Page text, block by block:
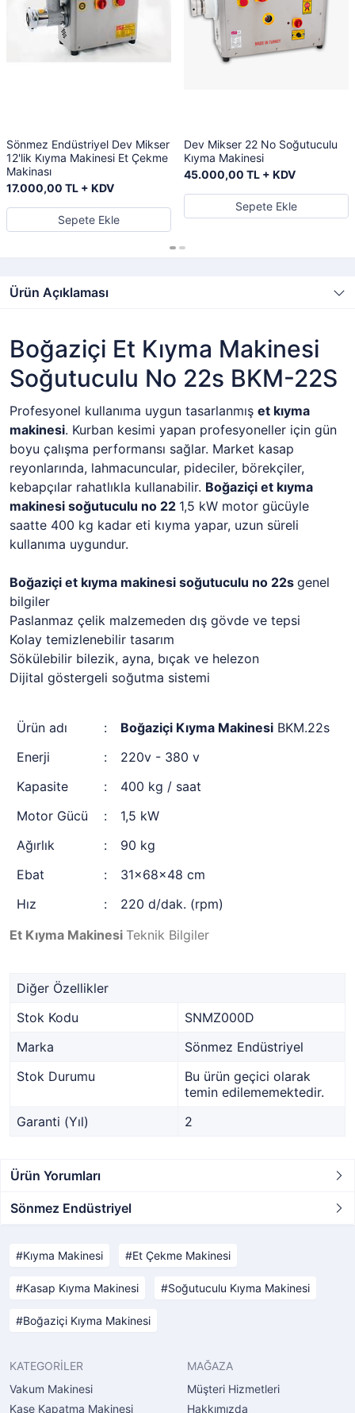
Sönmez Endüstriyel Dev Mikser
12'lik Kıyma Makinesi Et Çekme
Makinası
17.000,00 TL + KDV
Sepete Ekle
Dev Mikser 22 No Soğutuculu
Kıyma Makinesi
45.000,00 TL + KDV
Sepete Ekle
Ürün Açıklaması
Boğaziçi Et Kıyma Makinesi
Soğutuculu No 22s BKM-22S
Profesyonel kullanıma uygun tasarlanmış et kıyma
makinesi. Kurban kesimi yapan profesyoneller için gün
boyu çalışma performansı sağlar. Market kasap
reyonlarında, lahmacuncular, pideciler, börekçiler,
kebapçılar rahatlıkla kullanabilir. Boğaziçi et kıyma
makinesi soğutuculu no 22 1,5 kW motor gücüyle
saatte 400 kg kadar eti kıyma yapar, uzun süreli
kullanıma uygundur.
Boğaziçi et kıyma makinesi soğutuculu no 22s genel
bilgiler
Paslanmaz çelik malzemeden dış gövde ve tepsi
Kolay temizlenebilir tasarım
Sökülebilir bilezik, ayna, bıçak ve helezon
Dijital göstergeli soğutma sistemi
Et Kıyma Makinesi Teknik Bilgiler
Ürün adı : Boğaziçi Kıyma Makinesi BKM.22s
Enerji
:
220v - 380 v
Kapasite
:
400 kg / saat
Motor Gücü
:
1,5 kW
Ağırlık
:
90 kg
Ebat
:
31x68x48 cm
Hız
: 220 d/dak. (rpm)
Diğer Özellikler
Stok Kodu
SNMZ000D
Marka
Sönmez Endüstriyel
Stok Durumu
Bu ürün geçici olarak
temin edilememektedir.
Garanti (Yıl)
2
Ürün Yorumları
Sönmez Endüstriyel
Kıyma Makinesi Et Çekme Makinesi
Kasap Kıyma Makinesi Soğutuculu Kıyma Makinesi
Boğaziçi Kıyma Makinesi
KATEGORİLER
Vakum Makinesi
Kase Kapatma Makinesi
MAĞAZA
Müşteri Hizmetleri
Hakkımızda